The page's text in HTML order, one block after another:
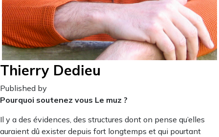
Thierry Dedieu
Published by
Pourquoi soutenez vous Le muz ?
Il y a des évidences, des structures dont on pense qu’elles
auraient dû exister depuis fort longtemps et qui pourtant